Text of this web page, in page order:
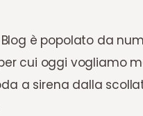
è popolato da
cui oggi vogliamo
a sirena dalla